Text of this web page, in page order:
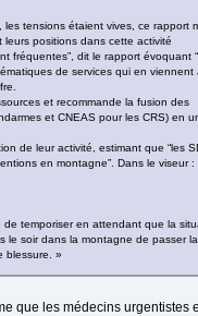
les tensions étaient vives, ce rapport
positions dans cette activité
fréquentes”, dit le rapport évoquant
de services qui en viennent
et recommande la fusion des
et CNEAS pour les CRS) en
de leur activité, estimant que “les
en montagne”. Dans le viseur :
temporiser en attendant que la
le soir dans la montagne de passer
blessure. »
que les médecins urgentistes